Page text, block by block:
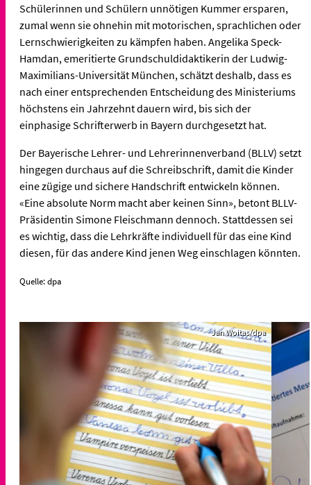
Schülerinnen und Schülern unnötigen Kummer ersparen,
zumal wenn sie ohnehin mit motorischen, sprachlichen oder
Lernschwierigkeiten zu kämpfen haben. Angelika Speck-
Hamdan, emeritierte Grundschuldidaktikerin der Ludwig-
Maximilians-Universität München, schätzt deshalb, dass es
nach einer entsprechenden Entscheidung des Ministeriums
höchstens ein Jahrzehnt dauern wird, bis sich der
einphasige Schrifterwerb in Bayern durchgesetzt hat.
Der Bayerische Lehrer- und Lehrerinnenverband (BLLV) setzt
hingegen durchaus auf die Schreibschrift, damit die Kinder
eine zügige und sichere Handschrift entwickeln können.
«Eine absolute Norm macht aber keinen Sinn», betont BLLV-
Präsidentin Simone Fleischmann dennoch. Stattdessen sei
es wichtig, dass die Lehrkräfte individuell für das eine Kind
diesen, für das andere Kind jenen Weg einschlagen könnten.
Quelle: dpa
Jan Woitas/dpa